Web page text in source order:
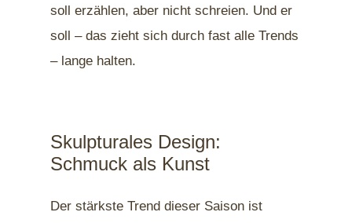
soll erzählen, aber nicht schreien. Und er
soll – das zieht sich durch fast alle Trends
– lange halten.
Skulpturales Design:
Schmuck als Kunst
Der stärkste Trend dieser Saison ist